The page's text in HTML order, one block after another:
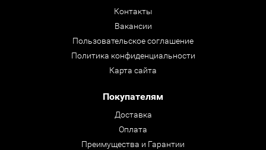
Контакты
Вакансии
Пользовательское соглашение
Политика конфиденциальности
Карта сайта
Покупателям
Доставка
Оплата
Преимущества и Гарантии